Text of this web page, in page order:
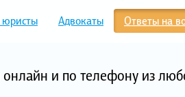
Адвокаты Ответы на
и по телефону из